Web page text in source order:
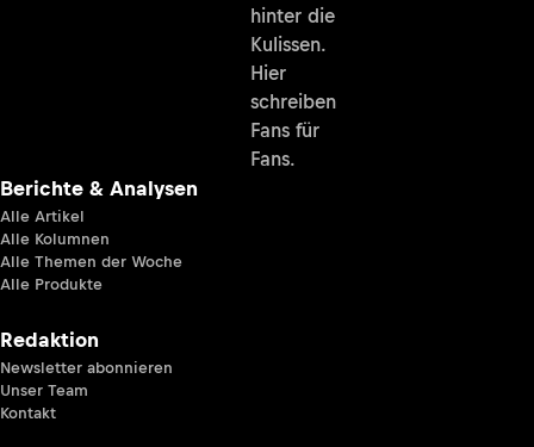
hinter die
Kulissen.
Hier
schreiben
Fans für
Fans.
Berichte & Analysen
Alle Artikel
Alle Kolumnen
Alle Themen der Woche
Alle Produkte
Redaktion
Newsletter abonnieren
Unser Team
Kontakt